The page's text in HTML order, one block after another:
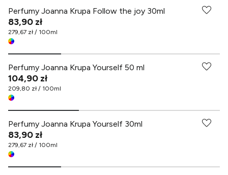
Perfumy Joanna Krupa Follow the joy 30ml
83,90 zł
279,67 zł / 100ml
Perfumy Joanna Krupa Yourself 50 ml
104,90 zł
209,80 zł / 100ml
Perfumy Joanna Krupa Yourself 30ml
83,90 zł
279,67 zł / 100ml